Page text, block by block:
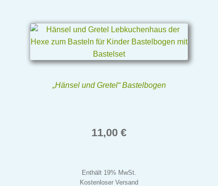
„Hänsel und Gretel“ Bastelbogen
11,00 €
Enthält 19% MwSt.
Kostenloser Versand